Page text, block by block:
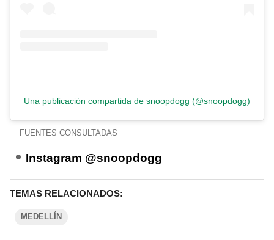
Una publicación compartida de snoopdogg (@snoopdogg)
FUENTES CONSULTADAS
Instagram @snoopdogg
TEMAS RELACIONADOS:
MEDELLÍN